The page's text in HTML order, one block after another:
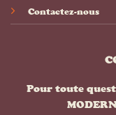
Contactez-nous
Pour toute